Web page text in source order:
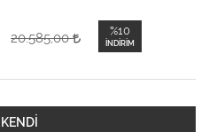
20.585,00 %10
İNDIRIM